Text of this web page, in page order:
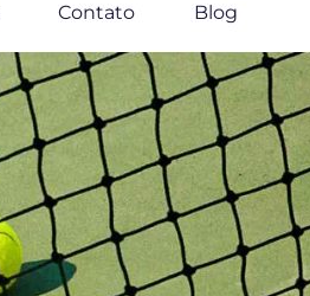
Contato Blog